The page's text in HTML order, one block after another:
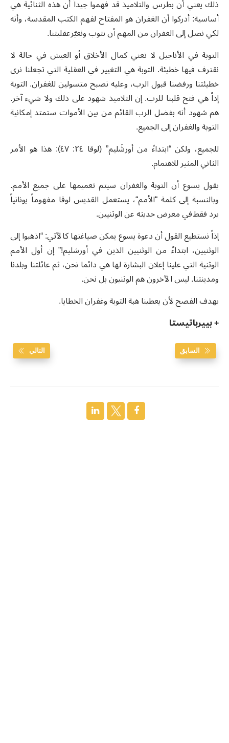
ذلك يعني أن بطرس والتلاميذ قد فهموا جيداً أن هذه الثنائية هي
أساسية: أدركوا أن الغفران هو المفتاح لفهم الكتب المقدسة، وأنه
لكي نصل إلى الغفران من المهم أن نتوب ونغيّرعقليتنا.
التوبة في الأناجيل لا تعني كمال الأخلاق أو العيش في حالة لا
نقترف فيها خطيئة. التوبة هي التغيير في العقلية التي تجعلنا نرى
خطيئتنا ورفضنا قبول الرب، وعليه نصبح متسولين للغفران. التوبة
إذاً هي فتح قلبنا للرب. إن التلاميذ شهود على ذلك ولا شيء آخر.
هم شهود أنه بفضل الرب القائم من بين الأموات ستمتد إمكانية
التوبة والغفران إلى الجميع.
للجميع، ولكن “ابتداءً من أورشَليم” (لوقا ٢٤: ٤٧): هذا هو الأمر
الثاني المثير للاهتمام.
يقول يسوع أن التوبة والغفران سيتم تعميمها على جميع الأمم.
وبالنسبة إلى كلمة “الأمم“، يستعمل القديس لوقا مفهوماً يونانياً
يرد فقط في معرض حديثه عن الوثنيين.
إذاً نستطيع القول أن دعوة يسوع يمكن صياغتها كالآتي: “اذهبوا إلى
الوثنيين، ابتداءً من الوثنيين الذين في أورشليم!” إن أول الأمم
الوثنية التي علينا إعلان البشارة لها هي دائما نحن، ثم عائلتنا وبلدنا
ومدينتنا. ليس الآخرون هم الوثنيون بل نحن.
يهدف الفصح لأن يعطينا هبة التوبة وغفران الخطايا.
+ بييرباتيستا
السابق التالي